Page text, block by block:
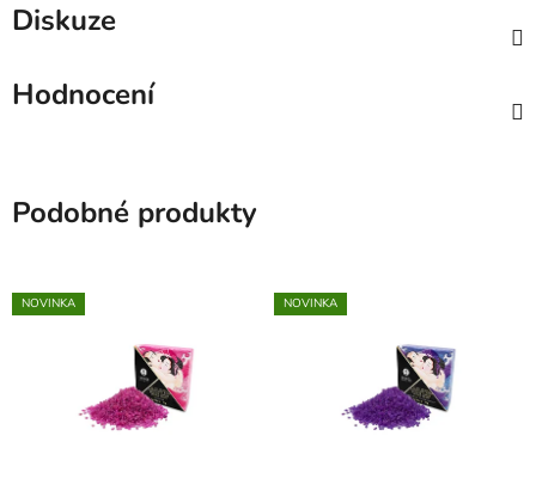
Diskuze
Hodnocení
Podobné produkty
NOVINKA NOVINKA